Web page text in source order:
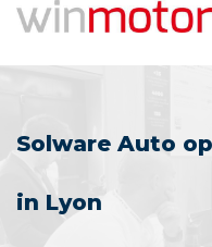
Solware Auto
in Lyon